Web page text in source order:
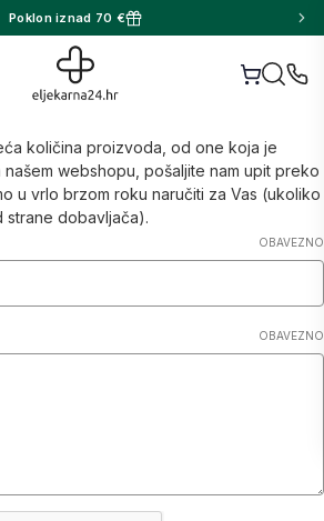
Poklon iznad 70 €
količina proizvoda, od one koja je
webshopu, pošaljite nam upit preko
u vrlo brzom roku naručiti za Vas (ukoliko
strane dobavljača).
OBAVEZNO
OBAVEZNO